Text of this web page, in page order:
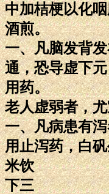
中加桔梗以化
酒煎。
一、凡脑发背
通，恐导虚下
用药。
老人虚弱者，
一、凡病患有
用止泻药，白
米饮
下三